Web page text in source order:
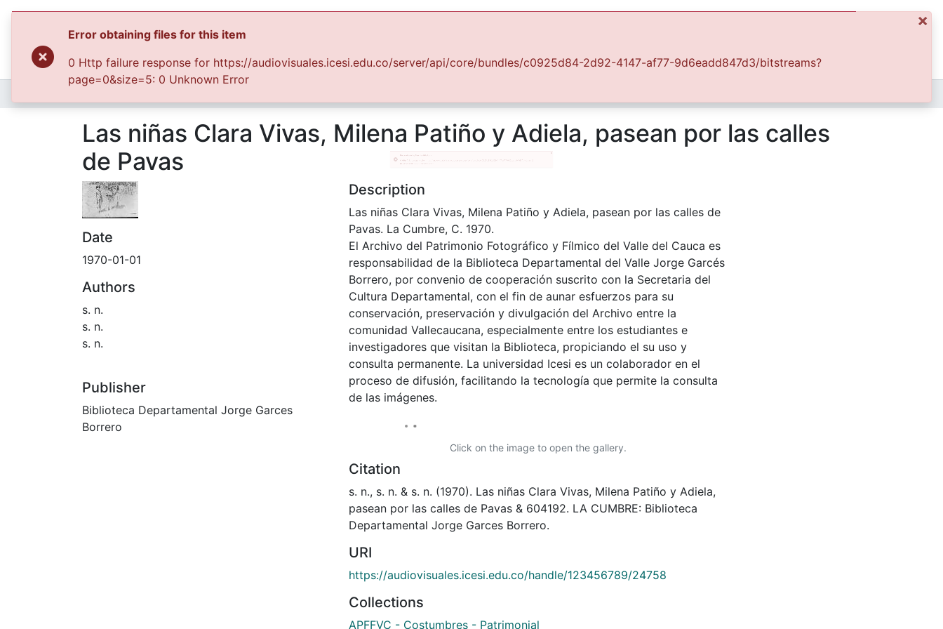
Las niñas Clara Vivas, Milena Patiño y Adiela, pasean por las calles
de Pavas
Date
1970-01-01
Authors
s. n.
s. n.
s. n.
Publisher
Biblioteca Departamental Jorge Garces
Borrero
Description
Las niñas Clara Vivas, Milena Patiño y Adiela, pasean por las calles de
Pavas. La Cumbre, C. 1970.
El Archivo del Patrimonio Fotográfico y Fílmico del Valle del Cauca es
responsabilidad de la Biblioteca Departamental del Valle Jorge Garcés
Borrero, por convenio de cooperación suscrito con la Secretaria del
Cultura Departamental, con el fin de aunar esfuerzos para su
conservación, preservación y divulgación del Archivo entre la
comunidad Vallecaucana, especialmente entre los estudiantes e
investigadores que visitan la Biblioteca, propiciando el su uso y
consulta permanente. La universidad Icesi es un colaborador en el
proceso de difusión, facilitando la tecnología que permite la consulta
de las imágenes.
Click on the image to open the gallery.
Citation
s. n., s. n. & s. n. (1970). Las niñas Clara Vivas, Milena Patiño y Adiela,
pasean por las calles de Pavas & 604192. LA CUMBRE: Biblioteca
Departamental Jorge Garces Borrero.
URI
https://audiovisuales.icesi.edu.co/handle/123456789/24758
Collections
APFFVC - Costumbres - Patrimonial